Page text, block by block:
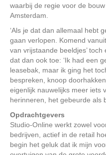
waarbij de regie voor de
Amsterdam.
‘Als je dat dan allemaal hebt
gaan verlopen. Komend
van vrijstaande beeldjes’
dat dan ook toe: ‘Ik had een
leasebak, maar ik ging het
bespreken, knoop
eigenlijk nauwelijks meer iets
herinneren, het gebeurde als
Opdrachtgevers
Studio-Online werkt zowel
bedrijven, actief in de retail
begin het geluk dat ik mijn